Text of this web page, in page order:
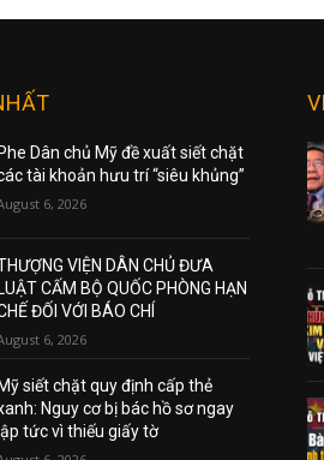
Phe Dân chủ Mỹ đề xuất siết chặt
tài khoản hưu trí “siêu khủng”
6, 2026
VIỆN DÂN CHỦ ĐƯA
LUẬT CẤM BỘ QUỐC PHÒNG HẠN
ĐỐI VỚI BÁO CHÍ
6, 2026
Mỹ siết chặt quy định cấp thẻ
Nguy cơ bị bác hồ sơ ngay
lập tức vì thiếu giấy tờ